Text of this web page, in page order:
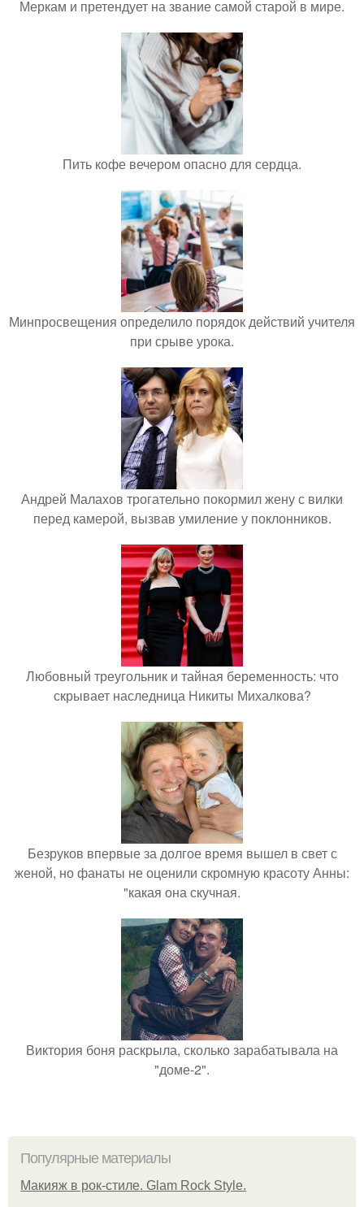
Меркам и претендует на звание самой старой в мире.
Пить кофе вечером опасно для сердца.
Минпросвещения определило порядок действий учителя
при срыве урока.
Андрей Малахов трогательно покормил жену с вилки
перед камерой, вызвав умиление у поклонников.
Любовный треугольник и тайная беременность: что
скрывает наследница Никиты Михалкова?
Безруков впервые за долгое время вышел в свет с
женой, но фанаты не оценили скромную красоту Анны:
"какая она скучная.
Виктория боня раскрыла, сколько зарабатывала на
"доме-2".
Популярные материалы
Макияж в рок-стиле. Glam Rock Style.